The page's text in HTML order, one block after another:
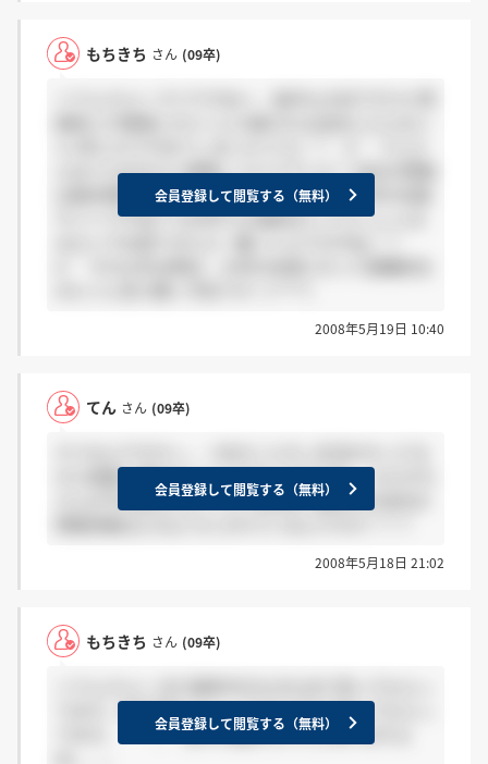
もちきち さん (09卒)
んはココの方々と面接してどうでした？ 会社の情報
は基本情報はネットで色々なサイトや、大学の支援
サイトですね(^^)大学からは数名行ってらっしゃる
会員登録して閲覧する（無料）
2008年5月19日 10:40
てん さん (09卒)
から慎重に選ばないといけないですよね。 もちきち
さんが今内定をもらっている会社や選考中の会社の
会員登録して閲覧する（無料）
2008年5月18日 21:02
もちきち さん (09卒)
てます。4月中旬にもらってからかなり待ってもらっ
てます。＾＾； 色々と聞きたいことありますよ
会員登録して閲覧する（無料）